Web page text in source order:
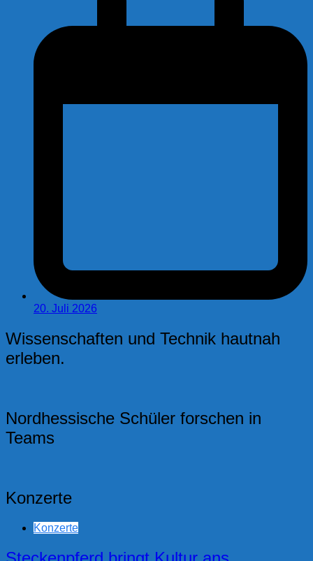
20. Juli 2026
Wissenschaften und Technik hautnah
erleben.
Nordhessische Schüler forschen in
Teams
Konzerte
Konzerte